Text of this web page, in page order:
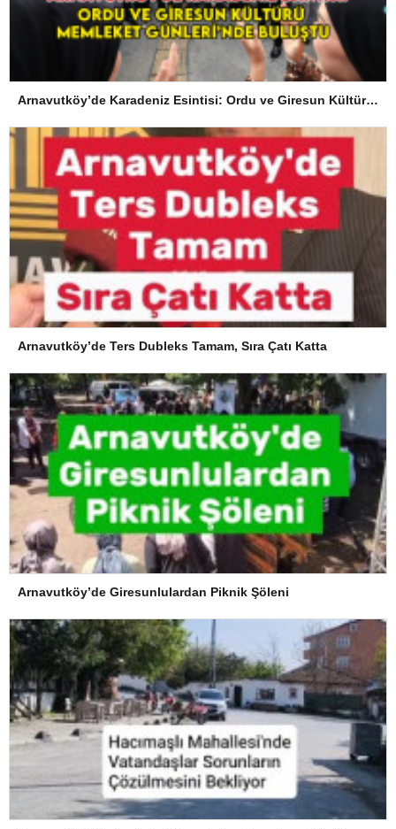
Arnavutköy’de Karadeniz Esintisi: Ordu ve Giresun Kültürü Memleket Günleri’nde Buluştu
Arnavutköy’de Ters Dubleks Tamam, Sıra Çatı Katta
Arnavutköy’de Giresunlulardan Piknik Şöleni